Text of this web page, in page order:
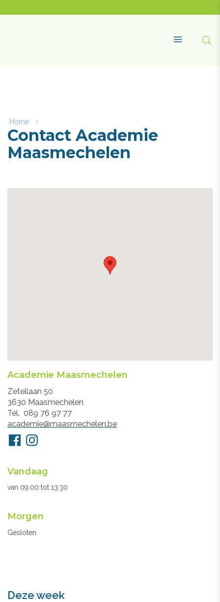
content
Home
Academie
Maasmechelen
Contact Academie
Maasmechelen
Academie Maasmechelen
Adres
Zetellaan 50
3630 Maasmechelen
Tel.
089 76 97 77
E-
mail
academie@maasmechelen.be
Volg
ons
FacebookInstagram
Openingsuren
secretariaat
Vandaag
van 09:00 tot 13:30
Morgen
Gesloten
Deze week